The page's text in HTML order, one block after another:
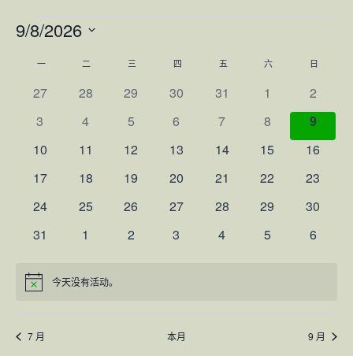
活
动
9/8/2026
活
动
的
日
历
一星期一 二 三 四 五 六 日
0
动
27
0
动
28
0
动
29
0
动
30
0
动
31
0
动
1
0
活
动
2
0
动
3
0
动
4
0
动
5
0
动
6
0
动
7
0
动
8
0
活
动
9
0
动
10
0
动
11
0
动
12
0
动
13
0
动
14
0
动
15
0
动
16
0
动
17
0
动
18
0
动
19
0
动
20
0
动
21
0
动
22
0
动
23
0
动
24
0
动
25
0
动
26
0
动
27
0
动
28
0
动
29
0
动
30
0
动
31
0
1
0
2
0
3
0
4
0
5
0
6
Notice 今天没有活动。
7 月 本月 9 月